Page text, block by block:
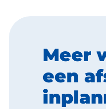
Meer
een